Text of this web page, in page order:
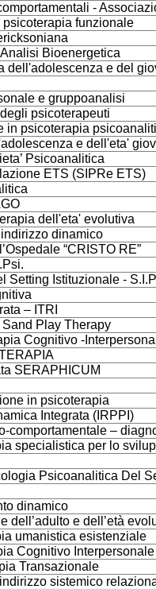
-
funzionale
Bioenergetica
dell'adolescenza e del
e gruppoanalisi
psicoterapeuti
in psicoterapia
e dell'eta'
Psicoanalitica
ETS (SIPRe ETS)
dell'eta' evolutiva
dinamico
“CRISTO RE”
Setting Istituzionale -
– ITRI
Play Therapy
Cognitivo -
SERAPHICUM
in psicoterapia
Integrata (IRPPI)
comportamentale –
specialistica per lo
Psicoanalitica Del
dinamico
e dell’età
umanistica esistenziale
Cognitivo Interpersonale
Transazionale
sistemico